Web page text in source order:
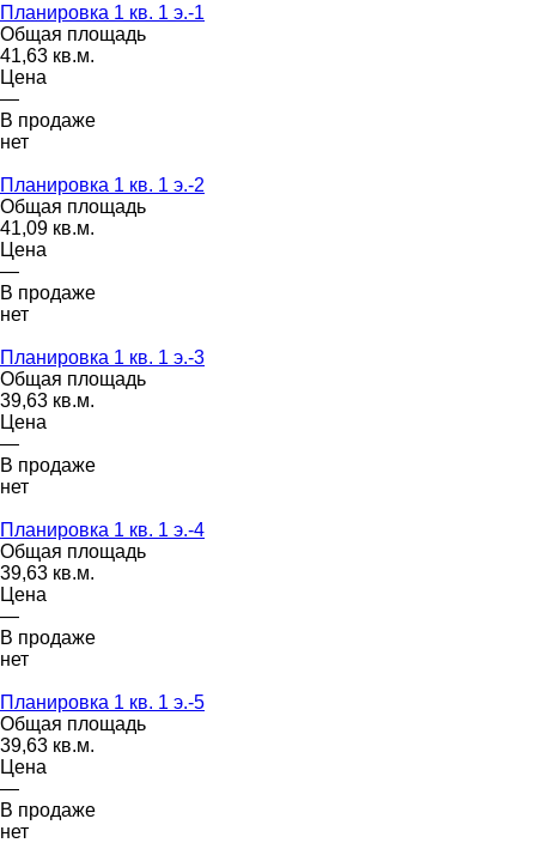
Планировка 1 кв. 1 э.-1
Общая площадь
41,63 кв.м.
Цена
—
В продаже
нет
Планировка 1 кв. 1 э.-2
Общая площадь
41,09 кв.м.
Цена
—
В продаже
нет
Планировка 1 кв. 1 э.-3
Общая площадь
39,63 кв.м.
Цена
—
В продаже
нет
Планировка 1 кв. 1 э.-4
Общая площадь
39,63 кв.м.
Цена
—
В продаже
нет
Планировка 1 кв. 1 э.-5
Общая площадь
39,63 кв.м.
Цена
—
В продаже
нет